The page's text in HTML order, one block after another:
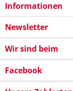
Informationen
Newsletter
Wir sind beim
Facebook